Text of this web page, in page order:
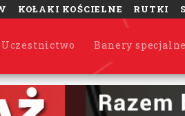
KOŁAKI KOŚCIELNE RUTKI
Uczestnictwo Banery specjalne